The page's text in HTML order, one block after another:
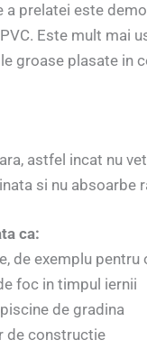
a prelatei este
Este mult mai
groase plasate in
astfel incat nu
si nu absoarbe
ca:
de exemplu
foc in timpul iernii
de gradina
de constructie